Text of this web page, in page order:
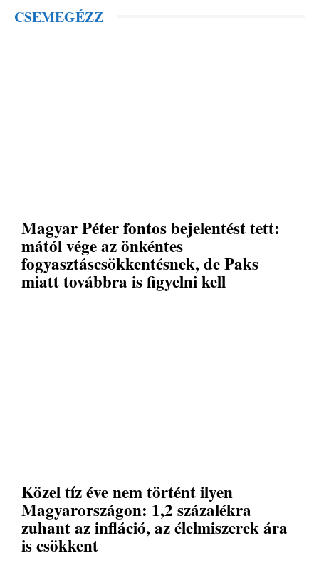
CSEMEGÉZZ
Magyar Péter fontos bejelentést tett:
mától vége az önkéntes
fogyasztáscsökkentésnek, de Paks
miatt továbbra is figyelni kell
Közel tíz éve nem történt ilyen
Magyarországon: 1,2 százalékra
zuhant az infláció, az élelmiszerek ára
is csökkent